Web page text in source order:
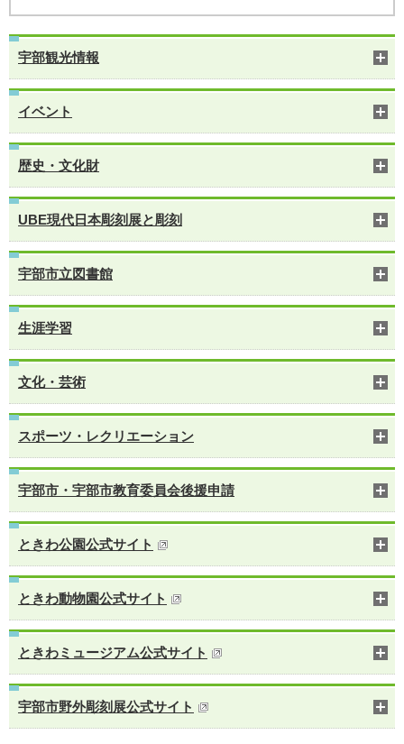
宇部観光情報
イベント
歴史・文化財
UBE現代日本彫刻展と彫刻
宇部市立図書館
生涯学習
文化・芸術
スポーツ・レクリエーション
宇部市・宇部市教育委員会後援申請
ときわ公園公式サイト
ときわ動物園公式サイト
ときわミュージアム公式サイト
宇部市野外彫刻展公式サイト